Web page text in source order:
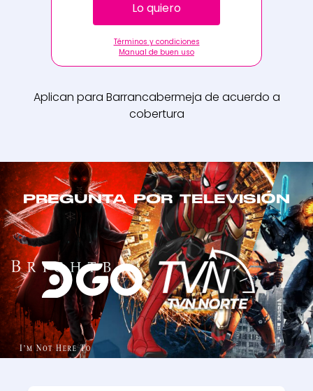
Lo quiero
Términos y condiciones
Manual de buen uso
Aplican para Barrancabermeja de acuerdo a
cobertura
PREGUNTA POR TELEVISIÓN